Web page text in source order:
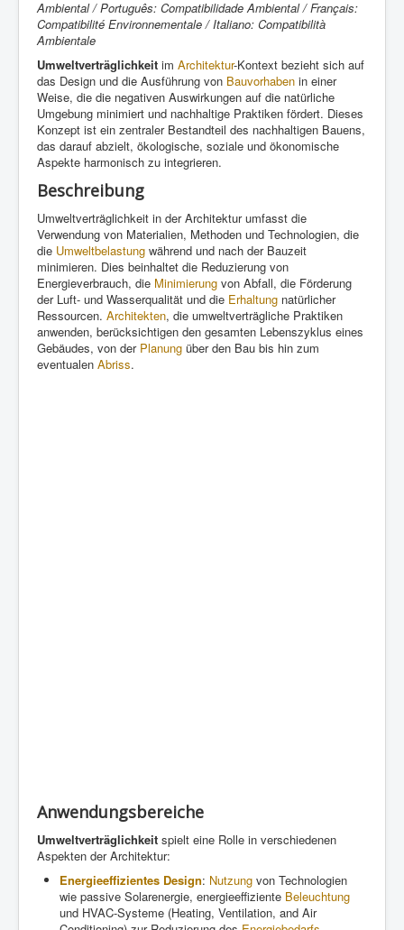
Ambiental / Português: Compatibilidade Ambiental / Français:
Compatibilité Environnementale / Italiano: Compatibilità
Ambientale
Umweltverträglichkeit im Architektur-Kontext bezieht sich auf
das Design und die Ausführung von Bauvorhaben in einer
Weise, die die negativen Auswirkungen auf die natürliche
Umgebung minimiert und nachhaltige Praktiken fördert. Dieses
Konzept ist ein zentraler Bestandteil des nachhaltigen Bauens,
das darauf abzielt, ökologische, soziale und ökonomische
Aspekte harmonisch zu integrieren.
Beschreibung
Umweltverträglichkeit in der Architektur umfasst die
Verwendung von Materialien, Methoden und Technologien, die
die Umweltbelastung während und nach der Bauzeit
minimieren. Dies beinhaltet die Reduzierung von
Energieverbrauch, die Minimierung von Abfall, die Förderung
der Luft- und Wasserqualität und die Erhaltung natürlicher
Ressourcen. Architekten, die umweltverträgliche Praktiken
anwenden, berücksichtigen den gesamten Lebenszyklus eines
Gebäudes, von der Planung über den Bau bis hin zum
eventualen Abriss.
Anwendungsbereiche
Umweltverträglichkeit spielt eine Rolle in verschiedenen
Aspekten der Architektur:
Energieeffizientes Design: Nutzung von Technologien
wie passive Solarenergie, energieeffiziente Beleuchtung
und HVAC-Systeme (Heating, Ventilation, and Air